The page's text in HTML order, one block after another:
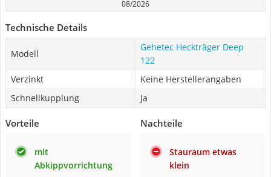
08/2026
Technische Details
Modell
Gehetec Heckträger Deep
122
Verzinkt
Keine Herstellerangaben
Schnellkupplung
Ja
Vorteile
mit
Abkippvorrichtung
Nachteile
Stauraum etwas
klein